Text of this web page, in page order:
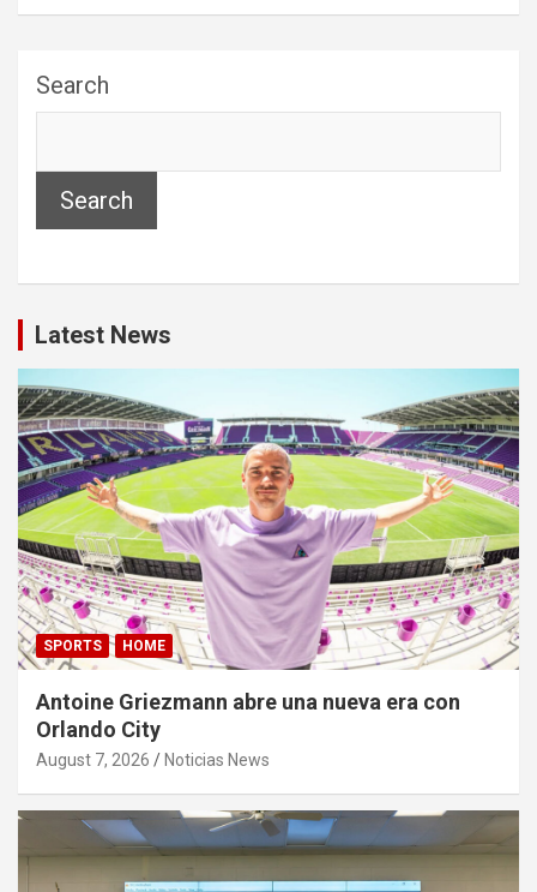
Search
Search
Latest News
SPORTS HOME
Antoine Griezmann abre una nueva era con
Orlando City
August 7, 2026 Noticias News